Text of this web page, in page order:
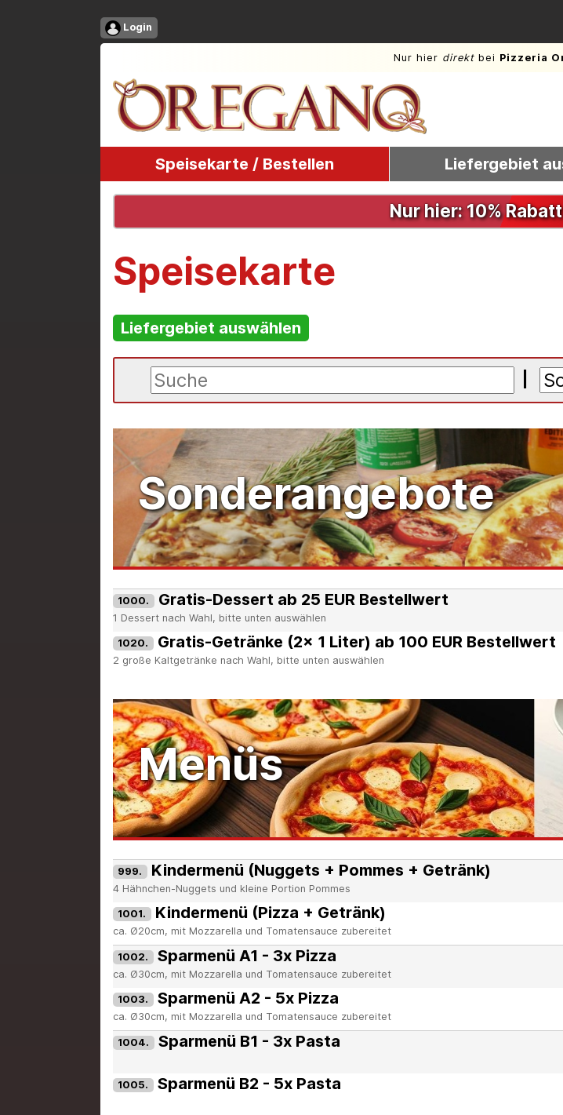
Login
Nur hier direktbei Pizzeria
Speisekarte / Bestellen
Liefergebiet
Nur hier: 10%
Speisekarte
Liefergebiet auswählen
Sonderangebote
1000. Gratis-Dessert ab 25 EUR Bestellwert
1 Dessert nach Wahl, bitte unten auswählen
1020. Gratis-Getränke (2x 1 Liter) ab 100 EUR Bestellwert
2 große Kaltgetränke nach Wahl, bitte unten auswählen
Menüs
999. Kindermenü (Nuggets + Pommes + Getränk)
4 Hähnchen-Nuggets und kleine Portion Pommes
1001. Kindermenü (Pizza + Getränk)
ca. Ø20cm, mit Mozzarella und Tomatensauce zubereitet
1002. Sparmenü A1 - 3x Pizza
ca. Ø30cm, mit Mozzarella und Tomatensauce zubereitet
1003. Sparmenü A2 - 5x Pizza
ca. Ø30cm, mit Mozzarella und Tomatensauce zubereitet
1004. Sparmenü B1 - 3x Pasta
1005. Sparmenü B2 - 5x Pasta